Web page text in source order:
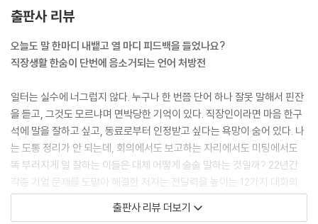
출판사 리뷰
오늘도 말 한마디 내뱉고 열 마디 피드백을 들었나요?
직장생활 한숨이 단번에 음소거되는 언어 처방전
일터는 실수에 너그럽지 않다. 누구나 한 번쯤 단어 하나 잘못 말해서 핀잔
을 듣고, 그것도 모르냐며 면박당한 기억이 있다. 직장인이라면 마음 한구
석에 말을 잘하고 싶고, 동료로부터 인정받고 싶다는 욕망이 숨어 있다. 나
는 도통 정리가 안 되는데, 회의에서도 보고하는 자리에서도 미팅에서도
똑 부러지게 일 잘하는 이들은 대체 어떻게 술술 말하는 것일까? 22년간
각종 기업 문제를 도맡아 해결한 저자는 전달력을 높이는 12가지 대화의
법칙을 발견했다. 1부에서는 대화를 통해 타인의 ‘신뢰’는 물론이고 ‘지
성’까지 얻을 수 있는 7가지 행동 법칙을 소개한다.
출판사 리뷰 더보기